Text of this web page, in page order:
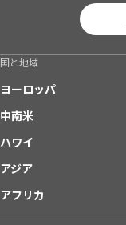
国と地域
ヨーロッパ
中南米
ハワイ
アジア
アフリカ